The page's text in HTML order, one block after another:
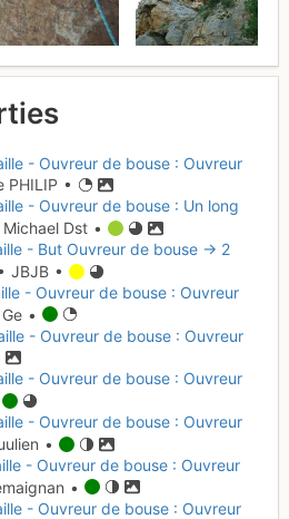
- Ouvreur de bouse : Ouvreur
PHILIP •
- Ouvreur de bouse : Un long
Michael Dst •
- But Ouvreur de bouse -> 2
JBJB •
- Ouvreur de bouse : Ouvreur
•
- Ouvreur de bouse : Ouvreur
- Ouvreur de bouse : Ouvreur
- Ouvreur de bouse : Ouvreur
•
- Ouvreur de bouse : Ouvreur
•
- Ouvreur de bouse : Ouvreur